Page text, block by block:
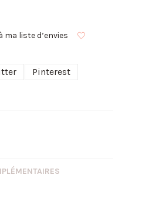
ma liste d’envies
Pinterest